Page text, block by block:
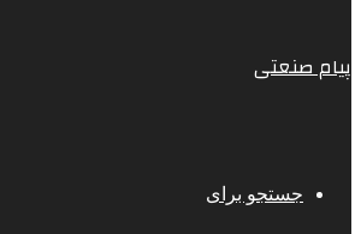
پیام صنعتی
جستجو برای